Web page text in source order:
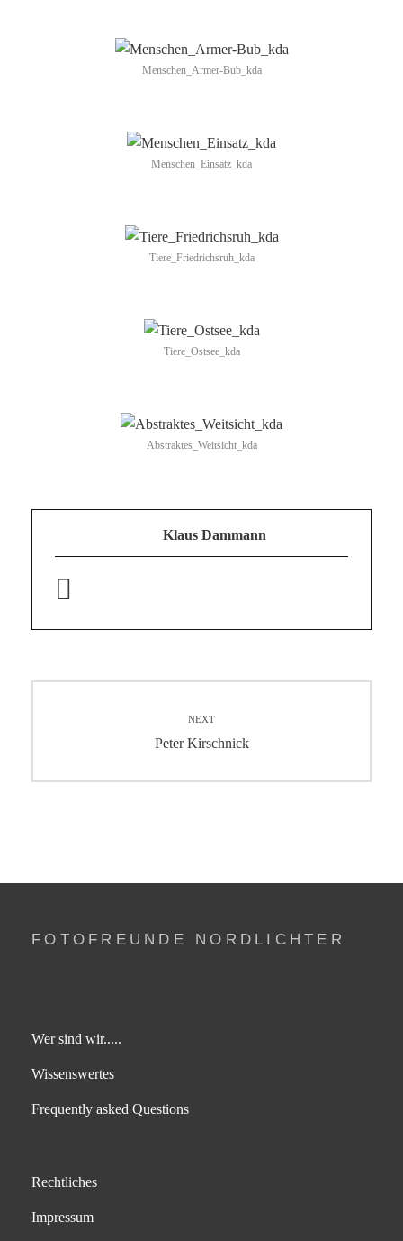
Menschen_Armer-Bub_kda
Menschen_Einsatz_kda
Tiere_Friedrichsruh_kda
Tiere_Ostsee_kda
Abstraktes_Weitsicht_kda
Klaus Dammann
Beitragsnavigation
NEXT
Next
Peter Kirschnick
FOTOFREUNDE NORDLICHTER
Wer sind wir.....
Wissenswertes
Frequently asked Questions
Rechtliches
Impressum